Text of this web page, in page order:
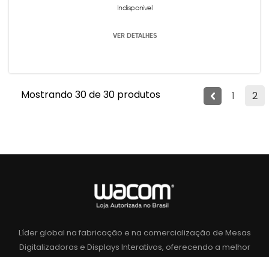
Indisponível
VER DETALHES
1 2
Mostrando 30 de 30 produtos
Líder global na fabricação e na comercialização de Mesas
Digitalizadoras e Displays Interativos, oferecendo a melhor